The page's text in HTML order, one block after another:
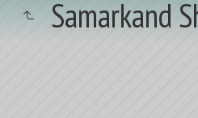
Samarkand